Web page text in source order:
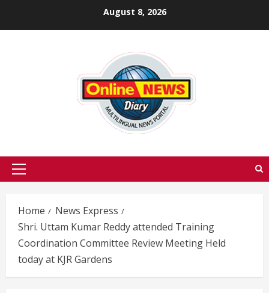
August 8, 2026
Primary
Home
News Express
Shri. Uttam Kumar Reddy attended Training
Coordination Committee Review Meeting Held
today at KJR Gardens